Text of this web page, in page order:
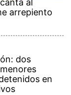
arrepiento
dos
en